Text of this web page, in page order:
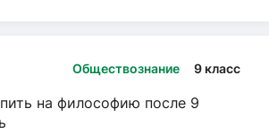
Обществознание 9 класс
на философию после 9